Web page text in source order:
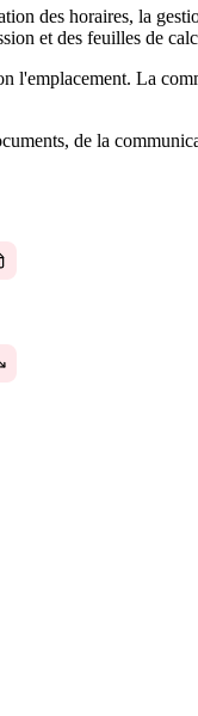
des horaires, la
et des feuilles de
l'emplacement. La
de la